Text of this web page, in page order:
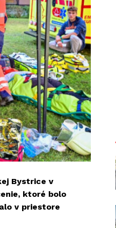
Bystrice v
ktoré bolo
v priestore